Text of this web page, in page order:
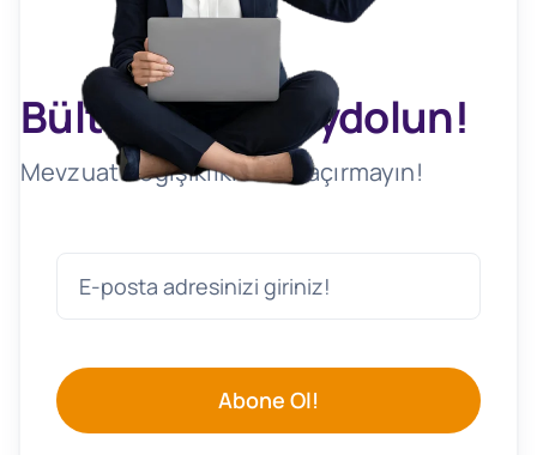
Bültenimize Kaydolun!
Mevzuat Değişikliklerini Kaçırmayın!
Abone Ol!